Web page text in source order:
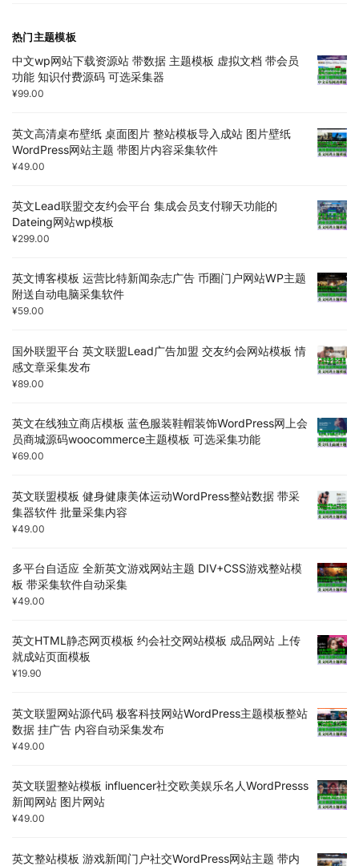
热门主题模板
中文wp网站下载资源站 带数据 主题模板 虚拟文档 带会员
功能 知识付费源码 可选采集器
¥99.00
英文高清桌布壁纸 桌面图片 整站模板导入成站 图片壁纸
WordPress网站主题 带图片内容采集软件
¥49.00
英文Lead联盟交友约会平台 集成会员支付聊天功能的
Dateing网站wp模板
¥299.00
英文博客模板 运营比特新闻杂志广告 币圈门户网站WP主题
附送自动电脑采集软件
¥59.00
国外联盟平台 英文联盟Lead广告加盟 交友约会网站模板 情
感文章采集发布
¥89.00
英文在线独立商店模板 蓝色服装鞋帽装饰WordPress网上会
员商城源码woocommerce主题模板 可选采集功能
¥69.00
英文联盟模板 健身健康美体运动WordPress整站数据 带采
集器软件 批量采集内容
¥49.00
多平台自适应 全新英文游戏网站主题 DIV+CSS游戏整站模
板 带采集软件自动采集
¥49.00
英文HTML静态网页模板 约会社交网站模板 成品网站 上传
就成站页面模板
¥19.90
英文联盟网站源代码 极客科技网站WordPress主题模板整站
数据 挂广告 内容自动采集发布
¥49.00
英文联盟整站模板 influencer社交欧美娱乐名人WordPresss
新闻网站 图片网站
¥49.00
英文整站模板 游戏新闻门户社交WordPress网站主题 带内